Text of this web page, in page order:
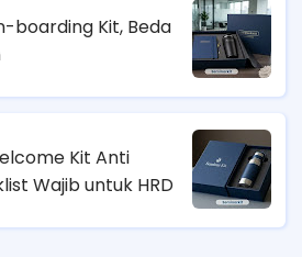
boarding Kit, Beda
Kit Anti
Wajib untuk HRD